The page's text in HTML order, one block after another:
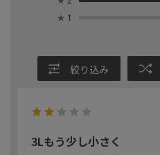
★ 1
絞り込み
3Lもう少し小さく